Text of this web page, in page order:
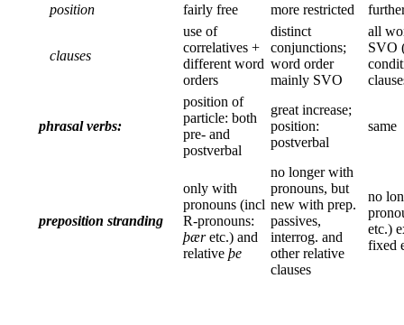
position
fairly free more restricted
clauses
use of
correlatives +
different word
orders
distinct
conjunctions;
word order
mainly SVO
all
SVO
phrasal verbs:
position of
particle: both
pre- and
postverbal
great increase;
position:
postverbal
same
preposition stranding
only with
pronouns (incl
R-pronouns:
þæretc.) and
relative þe
no longer with
pronouns, but
new with prep.
passives,
interrog. and
other relative
clauses
no
etc.)
fixed